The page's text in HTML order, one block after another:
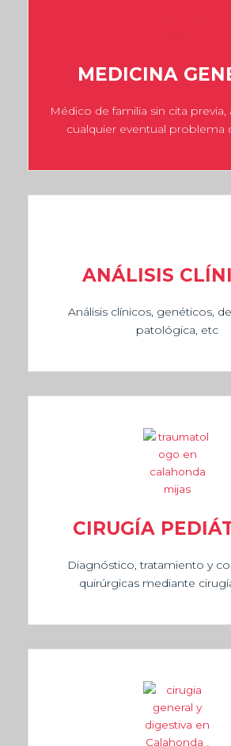
MEDICINA
Médico de familia sin cita
cualquier eventual problema
ANÁLISIS
Análisis clínicos, genéticos,
patológica, etc
CIRUGÍA
Diagnóstico, tratamiento y
quirúrgicas mediante